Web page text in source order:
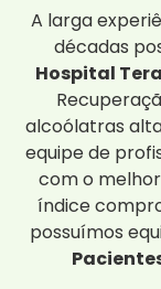
A larga
décadas
Hospital
alcoólatras
equipe de
com o
índice
possuímos